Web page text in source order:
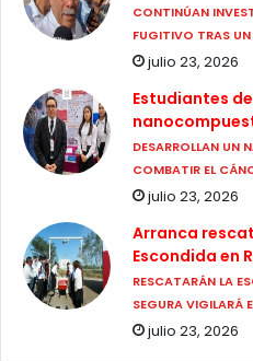
CONTINÚAN
FUGITIVO TRAS
julio 23, 2026
Estudiantes
DESARROLLAN UN
COMBATIR EL
julio 23, 2026
Arranca
Escondida en
RESCATARÁN LA
SEGURA VIGILARÁ
julio 23, 2026